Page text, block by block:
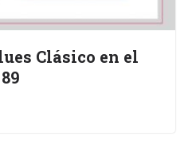
Clásico en el